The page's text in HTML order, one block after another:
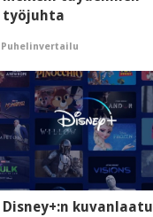
työjuhta
Puhelinvertailu
Disney+:n kuvanlaatu